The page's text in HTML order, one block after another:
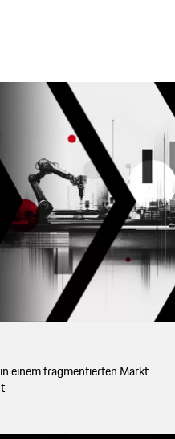
einem fragmentierten Markt